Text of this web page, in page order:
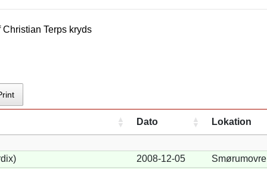
Christian Terps kryds
Dato Lokation
2008-12-05